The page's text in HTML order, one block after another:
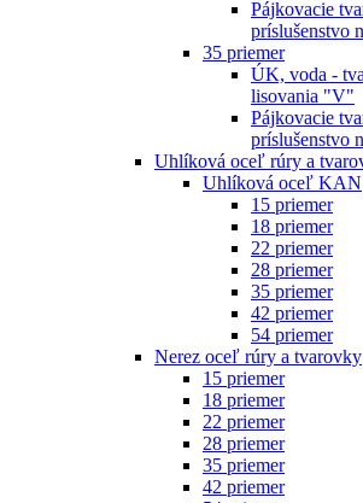
Pájkovacie
príslušenstvo
35 priemer
ÚK, voda -
lisovania "V"
Pájkovacie
príslušenstvo
Uhlíková oceľ rúry a
Uhlíková oceľ KAN
15 priemer
18 priemer
22 priemer
28 priemer
35 priemer
42 priemer
54 priemer
Nerez oceľ rúry a tvarovky
15 priemer
18 priemer
22 priemer
28 priemer
35 priemer
42 priemer